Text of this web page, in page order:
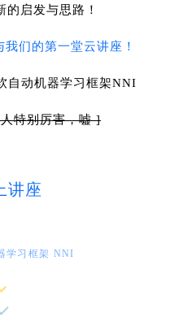
的启发与思路！
们的第一堂云讲座！
自动机器学习框架NNI
特别厉害，嘘 ]
讲座
学习框架 NNI